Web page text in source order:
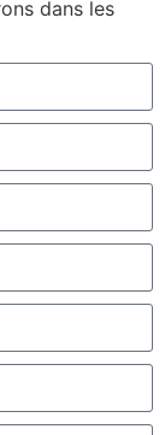
dans les